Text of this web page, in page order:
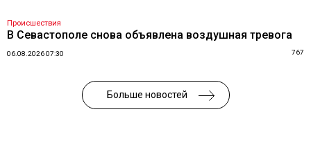
Происшествия
В Севастополе снова объявлена воздушная тревога
06.08.2026 07:30 767
Больше новостей